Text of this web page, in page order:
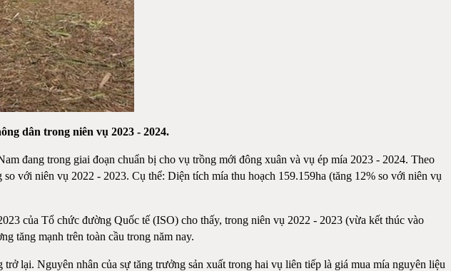
dân trong niên vụ 2023 - 2024.
đang trong giai đoạn chuẩn bị cho vụ trồng mới đông xuân và vụ ép mía 2023 - 2024. Theo
với niên vụ 2022 - 2023. Cụ thể: Diện tích mía thu hoạch 159.159ha (tăng 12% so với niên vụ
của Tổ chức đường Quốc tế (ISO) cho thấy, trong niên vụ 2022 - 2023 (vừa kết thúc vào
tăng mạnh trên toàn cầu trong năm nay.
lại. Nguyên nhân của sự tăng trưởng sản xuất trong hai vụ liên tiếp là giá mua mía nguyên liệu